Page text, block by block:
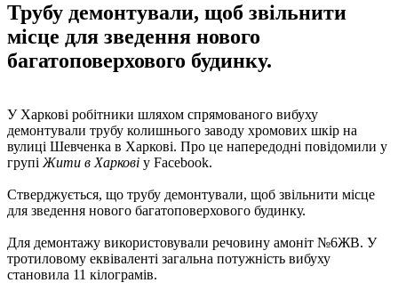
Трубу демонтували, щоб звільнити
місце для зведення нового
багатоповерхового будинку.
У Харкові робітники шляхом спрямованого вибуху
демонтували трубу колишнього заводу хромових шкір на
вулиці Шевченка в Харкові. Про це напередодні повідомили у
групі Жити в Харкові у Facebook.
Стверджується, що трубу демонтували, щоб звільнити місце
для зведення нового багатоповерхового будинку.
Для демонтажу використовували речовину амоніт №6ЖВ. У
тротиловому еквіваленті загальна потужність вибуху
становила 11 кілограмів.